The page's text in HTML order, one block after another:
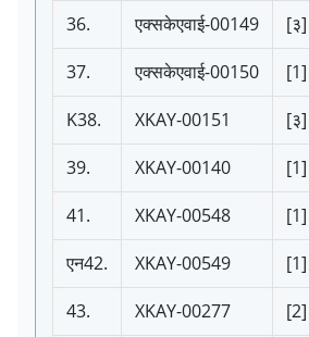
36.
एक्सकेएवाई-00149 [३]
37.
एक्सकेएवाई-00150 [1]
K38.
XKAY-00151 [३]
39.
XKAY-00140 [1]
41.
XKAY-00548 [1]
एन42.
XKAY-00549 [1]
43.
XKAY-00277 [2]